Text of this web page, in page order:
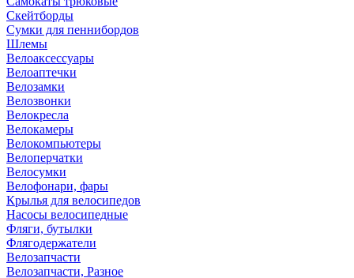
Скейтборды
Сумки для пеннибордов
Шлемы
Велоаксессуары
Велоаптечки
Велозамки
Велозвонки
Велокресла
Велокамеры
Велокомпьютеры
Велоперчатки
Велосумки
Велофонари, фары
Крылья для велосипедов
Насосы велосипедные
Фляги, бутылки
Флягодержатели
Велозапчасти
Велозапчасти, Разное